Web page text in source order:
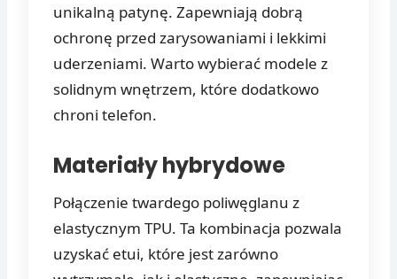
unikalną patynę. Zapewniają dobrą
ochronę przed zarysowaniami i lekkimi
uderzeniami. Warto wybierać modele z
solidnym wnętrzem, które dodatkowo
chroni telefon.
Materiały hybrydowe
Połączenie twardego poliwęglanu z
elastycznym TPU. Ta kombinacja pozwala
uzyskać etui, które jest zarówno